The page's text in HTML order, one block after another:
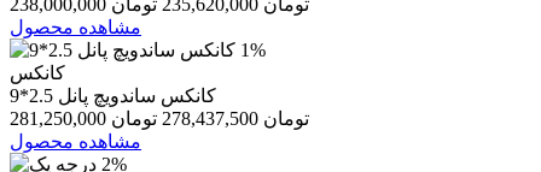
مشاهده محصول
1%
کانکس
کانکس ساندویچ پانل 2.5*9
281,250,000 تومان 278,437,500 تومان
مشاهده محصول
2%